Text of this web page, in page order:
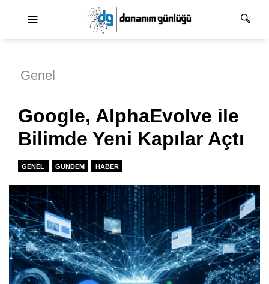
Genel
Google, AlphaEvolve ile
Bilimde Yeni Kapılar Açtı
GENEL GUNDEM HABER